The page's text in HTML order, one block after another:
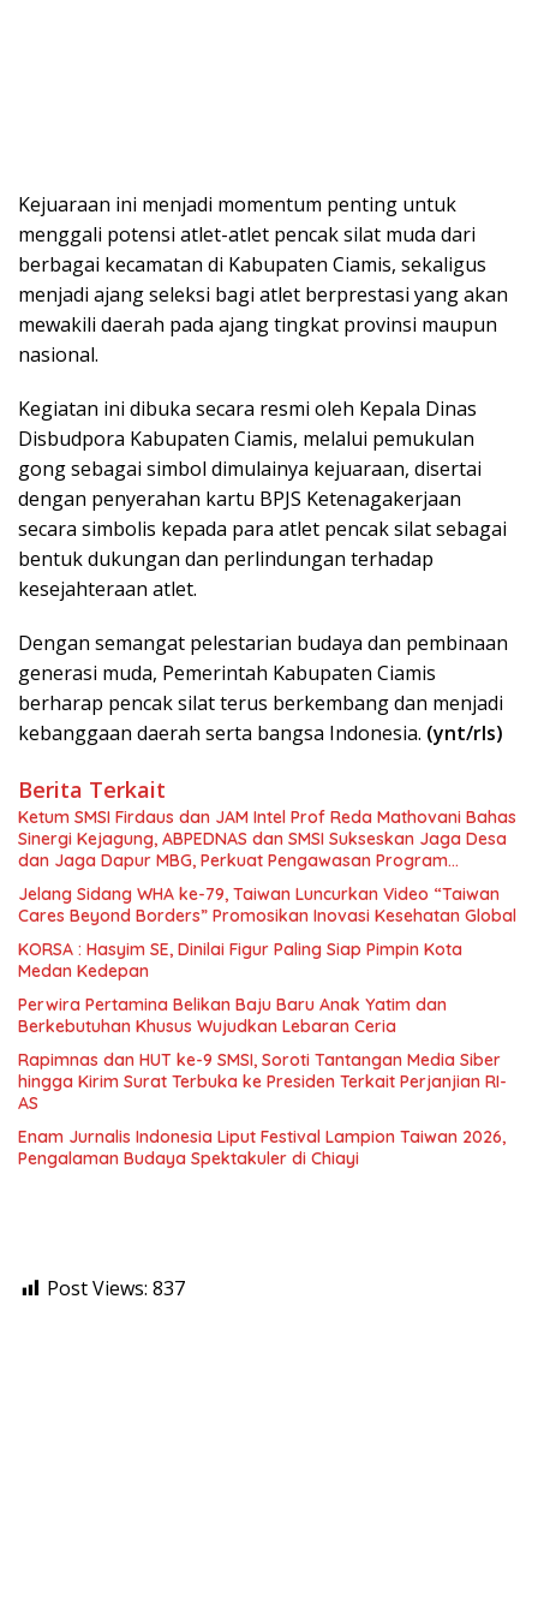
Kejuaraan ini menjadi momentum penting untuk
menggali potensi atlet-atlet pencak silat muda dari
berbagai kecamatan di Kabupaten Ciamis, sekaligus
menjadi ajang seleksi bagi atlet berprestasi yang akan
mewakili daerah pada ajang tingkat provinsi maupun
nasional.
Kegiatan ini dibuka secara resmi oleh Kepala Dinas
Disbudpora Kabupaten Ciamis, melalui pemukulan
gong sebagai simbol dimulainya kejuaraan, disertai
dengan penyerahan kartu BPJS Ketenagakerjaan
secara simbolis kepada para atlet pencak silat sebagai
bentuk dukungan dan perlindungan terhadap
kesejahteraan atlet.
Dengan semangat pelestarian budaya dan pembinaan
generasi muda, Pemerintah Kabupaten Ciamis
berharap pencak silat terus berkembang dan menjadi
kebanggaan daerah serta bangsa Indonesia. (ynt/rls)
Berita Terkait
Ketum SMSI Firdaus dan JAM Intel Prof Reda Mathovani Bahas
Sinergi Kejagung, ABPEDNAS dan SMSI Sukseskan Jaga Desa
dan Jaga Dapur MBG, Perkuat Pengawasan Program
Pemerintah
Jelang Sidang WHA ke-79, Taiwan Luncurkan Video “Taiwan
Cares Beyond Borders” Promosikan Inovasi Kesehatan Global
KORSA : Hasyim SE, Dinilai Figur Paling Siap Pimpin Kota
Medan Kedepan
Perwira Pertamina Belikan Baju Baru Anak Yatim dan
Berkebutuhan Khusus Wujudkan Lebaran Ceria
Rapimnas dan HUT ke-9 SMSI, Soroti Tantangan Media Siber
hingga Kirim Surat Terbuka ke Presiden Terkait Perjanjian RI-
AS
Enam Jurnalis Indonesia Liput Festival Lampion Taiwan 2026,
Pengalaman Budaya Spektakuler di Chiayi
Post Views: 837